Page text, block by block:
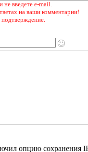
не введете e-mail.
на ваши комментарии!
опцию сохранения